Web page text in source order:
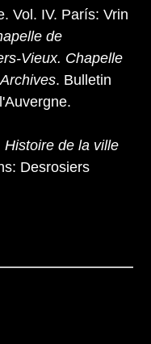
Vol. IV. París: Vrin
de
Vieux. Chapelle
. Bulletin
Histoire de la ville
Desrosiers